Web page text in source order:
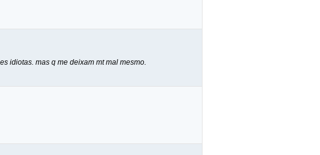
idiotas. mas q me deixam mt mal mesmo.